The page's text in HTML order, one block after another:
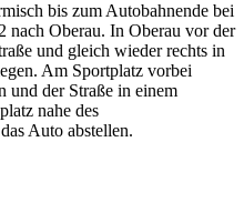
bis zum Autobahnende bei
nach Oberau. In Oberau vor der
und gleich wieder rechts in
Am Sportplatz vorbei
und der Straße in einem
nahe des
Auto abstellen.